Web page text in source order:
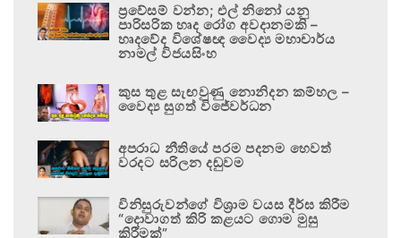
ප්‍රවේසම් වන්න; එල් නිනෝ යනු
පාරිසරික හෘද රෝග අවදානමකි –
හෘදවේද විශේෂඥ වෛද්‍ය මහාචාර්ය
නාමල් විජයසිංහ
කුස තුළ සැඟවුණු නොනිදන කම්හල –
වෛද්‍ය සුගත් විජේවර්ධන
අපරාධ නීතියේ පරම පදනම හෙවත්
වරදට සරිලන දඬුවම
විනිසුරුවන්ගේ විශ්‍රාම වයස දීර්ඝ කිරීම
“දොවාගත් කිරි කළයට ගොම මුසු
කිරීමක්”